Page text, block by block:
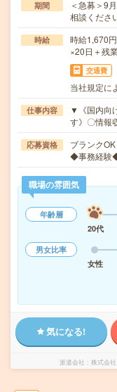
期間
＜急募＞9
相談くださ
時給
時給1,670
×20日＋残
交通費
当社規定に
仕事内容
▼《国内向
す》〇情
応募資格
ブランク
◆事務経験
職場の雰囲気
年齢層
20代
男女比率
女性
気になる!
派遣会社 株式会